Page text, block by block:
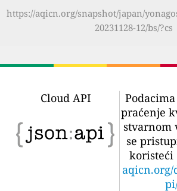
https://aqicn.org/snapshot/japan/
20231128-12/bs/?cs
Cloud API
praćenje
stvarnom
se
koristeći